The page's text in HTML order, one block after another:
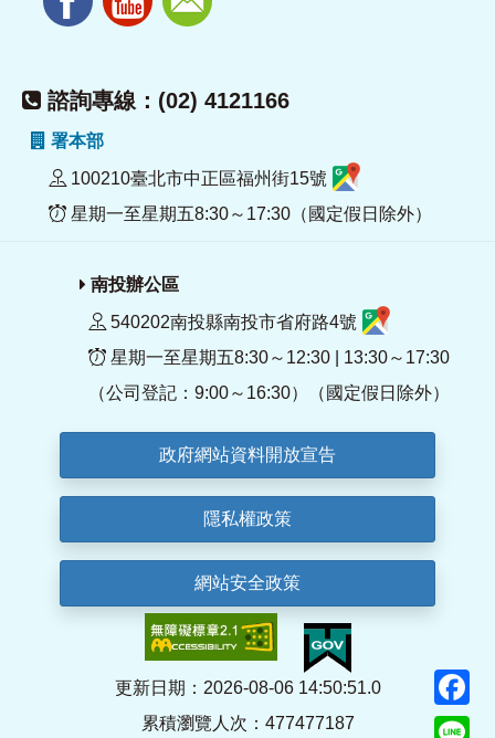
諮詢專線：(02) 4121166
署本部
100210臺北市中正區福州街15號
星期一至星期五8:30～17:30（國定假日除外）
南投辦公區
540202南投縣南投市省府路4號
星期一至星期五8:30～12:30 | 13:30～17:30
（公司登記：9:00～16:30）（國定假日除外）
政府網站資料開放宣告
隱私權政策
網站安全政策
更新日期：2026-08-06 14:50:51.0
累積瀏覽人次：477477187